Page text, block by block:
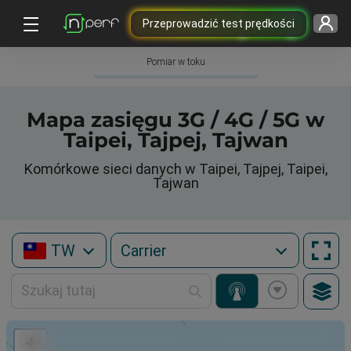
Przeprowadzić test prędkości
Pomiar w toku
Mapa zasięgu 3G / 4G / 5G w
Taipei, Tajpej, Tajwan
Komórkowe sieci danych w Taipei, Tajpej, Taipei,
Tajwan
TW